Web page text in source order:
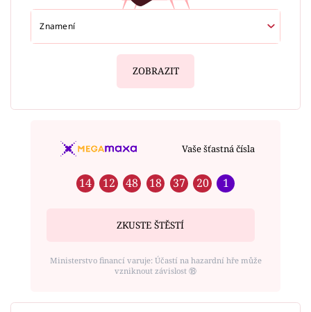
ZOBRAZIT
Vaše šťastná čísla
14 12 48 18 37 20 1
ZKUSTE ŠTĚSTÍ
Ministerstvo financí varuje: Účastí na hazardní hře může
vzniknout závislost ⑱